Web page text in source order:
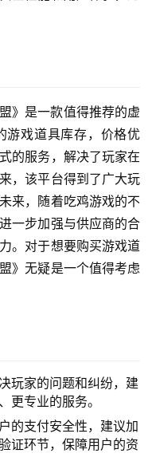
》是一款值得推荐的虚
游戏道具库存，价格优
的服务，解决了玩家在
，该平台得到了广大玩
来，随着吃鸡游戏的不
一步加强与供应商的合
。对于想要购买游戏道
》无疑是一个值得考虑
玩家的问题和纠纷，建
更专业的服务。
的支付安全性，建议加
证环节，保障用户的资